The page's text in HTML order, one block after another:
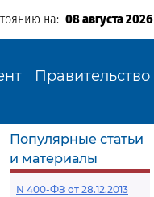
на: 08 августа 2026
Правительство
Популярные статьи
и материалы
N 400-ФЗ от 28.12.2013